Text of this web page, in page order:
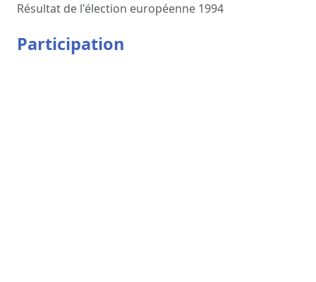
Résultat de l'élection européenne 1994
Participation